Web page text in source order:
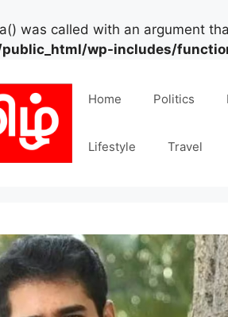
was called with an argument
wp-includes/
Home Politics
Lifestyle Travel